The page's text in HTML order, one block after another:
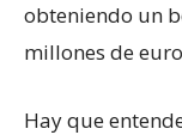
obteniendo un
millones de
Hay que